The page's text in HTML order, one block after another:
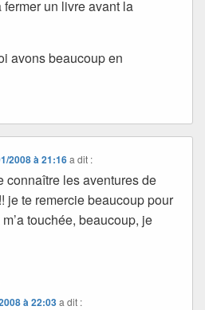
fermer un livre avant la
avons beaucoup en
2008 à 21:16 a dit :
connaître les aventures de
je te remercie beaucoup pour
touchée, beaucoup, je
à 22:03a dit :